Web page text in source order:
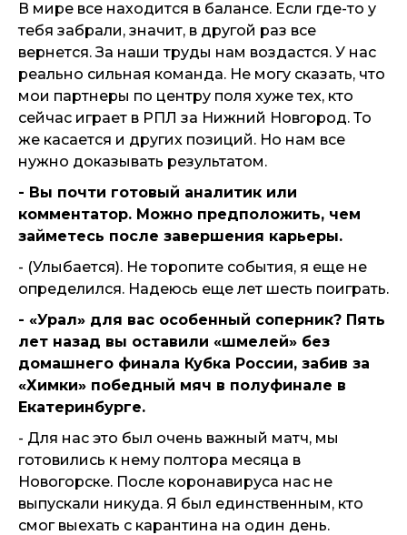
В мире все находится в балансе. Если где-то у
тебя забрали, значит, в другой раз все
вернется. За наши труды нам воздастся. У нас
реально сильная команда. Не могу сказать, что
мои партнеры по центру поля хуже тех, кто
сейчас играет в РПЛ за Нижний Новгород. То
же касается и других позиций. Но нам все
нужно доказывать результатом.
- Вы почти готовый аналитик или
комментатор. Можно предположить, чем
займетесь после завершения карьеры.
- (Улыбается). Не торопите события, я еще не
определился. Надеюсь еще лет шесть поиграть.
- «Урал» для вас особенный соперник? Пять
лет назад вы оставили «шмелей» без
домашнего финала Кубка России, забив за
«Химки» победный мяч в полуфинале в
Екатеринбурге.
- Для нас это был очень важный матч, мы
готовились к нему полтора месяца в
Новогорске. После коронавируса нас не
выпускали никуда. Я был единственным, кто
смог выехать с карантина на один день.